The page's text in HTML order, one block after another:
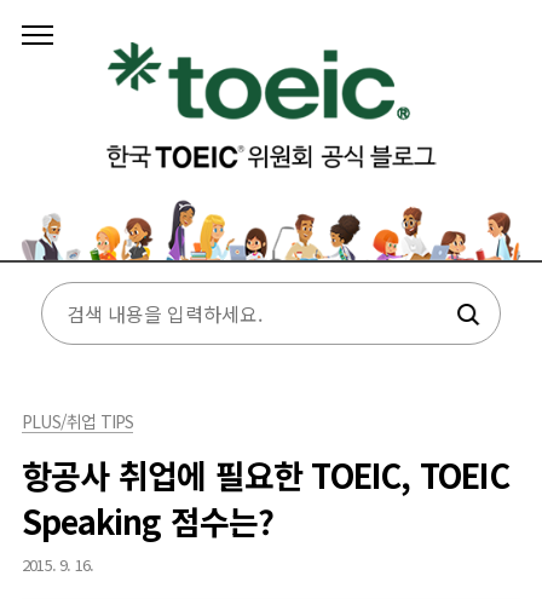
PLUS/취업 TIPS
항공사 취업에 필요한 TOEIC, TOEIC
Speaking 점수는?
2015. 9. 16.